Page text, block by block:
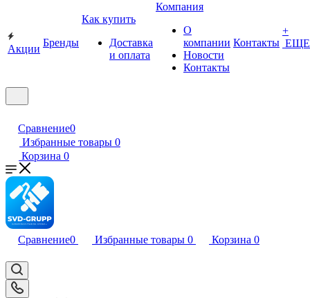
Акции
Бренды
Как купить
Доставка
и оплата
Компания
О
компании
Новости
Контакты
Контакты
+
ЕЩЕ
Сравнение0
Избранные товары 0
Корзина 0
Сравнение0 Избранные товары 0 Корзина 0